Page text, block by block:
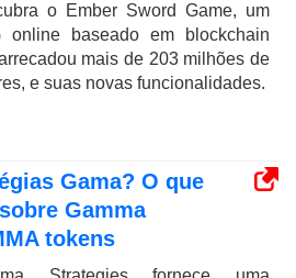
o Ember Sword Game, um
online baseado em blockchain
mais de 203 milhões de
e suas novas funcionalidades.
Gama? O que
Gamma
tokens